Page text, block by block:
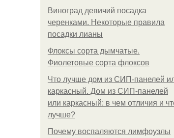
Виноград девичий посадка
черенками. Некоторые правила
посадки лианы
Флоксы сорта дымчатые.
Фиолетовые сорта флоксов
Что лучше дом из СИП-панелей
каркасный. Дом из СИП-панелей
или каркасный: в чем отличия и
лучше?
Почему воспаляются лимфоузлы